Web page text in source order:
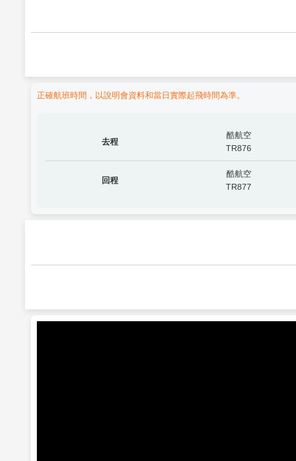
正確航班時間，以說明會資料和當日實際起飛時間為準。
去程
酷航空
TR876
回程
酷航空
TR877